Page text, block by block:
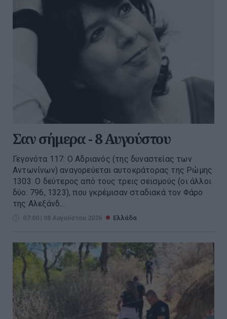
Σαν σήμερα - 8 Αυγούστου
Γεγονότα 117: Ο Αδριανός (της δυναστείας των
Αντωνίνων) αναγορεύεται αυτοκράτορας της Ρώμης.
1303: Ο δεύτερος από τους τρεις σεισμούς (οι άλλοι
δύο: 796, 1323), που γκρέμισαν σταδιακά τον Φάρο
της Αλεξάνδ...
07:00 | 08 Αυγούστου 2026 Ελλάδα